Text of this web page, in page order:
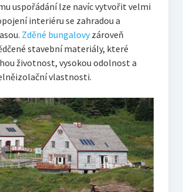
uspořádání lze navíc vytvořit velmi
interiéru se zahradou a
Zděné bungalovyzároveň
stavební materiály, které
životnost, vysokou odolnost a
vlastnosti.